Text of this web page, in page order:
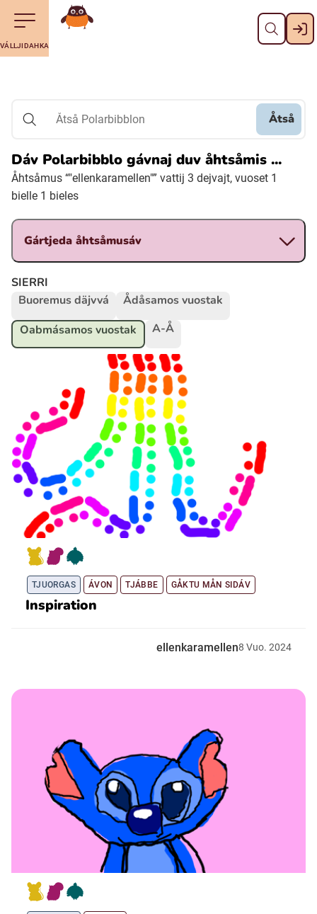
Till navigering av sidans innehåll
Till övergripande innehåll för webbplatsen Dahpa
Julevsámegiella (Lulesamiska)
Åarjelsaemiengïele (Sydsamiska)
Davvisámegiella (Nordsamiska)
Ubmejesámiengiälla (Umesamiska)
Kaale (Romska)
Arli (Romska)
Resanderomani (Romska)
Kelderash (Romska)
Lovari (Romska)
VÁLLJIDAHKA
Maná álggobälláj
Åtså Polarbibblon
Åtså
Dáv Polarbibblo gávnaj duv åhtsåmis ...
Åhtsåmus “"ellenkaramellen"” vattij 3 dejvajt, vuoset 1
bielle 1 bieles
Gártjeda åhtsåmusáv
SIERRI
Buoremus däjvvá
Ådåsamos vuostak
Oabmásamos vuostak
A-Å
TJUORGAS ÁVON TJÁBBE GÅKTU MÅN SIDÁV
Inspiration
ellenkaramellen8 Vuo. 2024